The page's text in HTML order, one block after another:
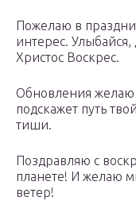
Пожелаю в
интерес.
Христос Воскрес.
Обновления желаю
подскажет путь
тиши.
Поздравляю с
планете! И желаю
ветер!